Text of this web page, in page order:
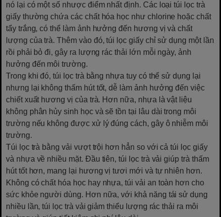
nó lại có một số nhược điểm nhất định. Các loại túi lọc trà
giấy thường chứa các chất hóa học như chlorine hoặc chất
tẩy trắng, có thể làm ảnh hưởng đến hương vị và chất
lượng của trà. Thêm vào đó, túi lọc giấy chỉ sử dụng một lần
rồi phải bỏ đi, gây ra lượng rác thải lớn mỗi ngày, ảnh
hưởng đến môi trường.
Trong khi đó, túi lọc trà bằng nhựa tuy có thể sử dụng lại
nhưng lại không thấm hút tốt, dễ làm ảnh hưởng đến việc
chiết xuất hương vị của trà. Hơn nữa, nhựa là vật liệu
không phân hủy sinh học và sẽ tồn tại lâu dài trong môi
trường nếu không được xử lý đúng cách, gây ô nhiễm môi
trường.
Túi lọc trà bằng vải vượt trội hơn hẳn so với cả túi lọc giấy
và nhựa về nhiều mặt. Đầu tiên, túi lọc trà vải giúp trà thấm
hút tốt hơn, mang lại hương vị tươi mới và tự nhiên hơn.
Không có chất hóa học hay nhựa, túi vải an toàn hơn cho
sức khỏe người dùng. Hơn nữa, với khả năng tái sử dụng
nhiều lần, túi lọc trà vải giảm thiểu lượng rác thải ra môi